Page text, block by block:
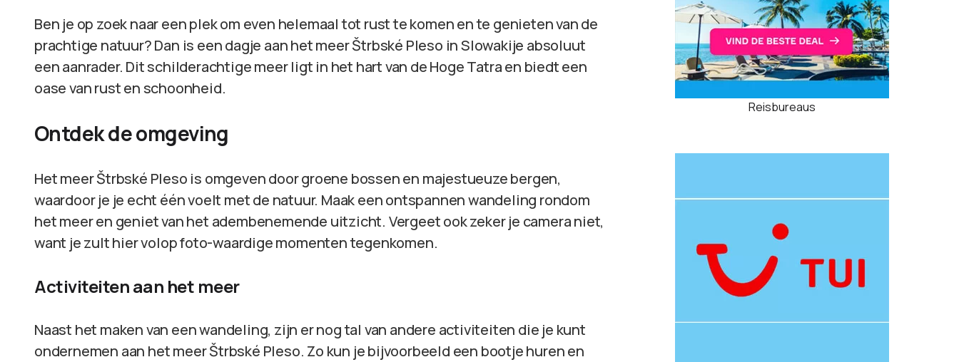
Ben je op zoek naar een plek om even helemaal tot rust te komen en te genieten van de
prachtige natuur? Dan is een dagje aan het meer Štrbské Pleso in Slowakije absoluut
een aanrader. Dit schilderachtige meer ligt in het hart van de Hoge Tatra en biedt een
oase van rust en schoonheid.
Ontdek de omgeving
Het meer Štrbské Pleso is omgeven door groene bossen en majestueuze bergen,
waardoor je je echt één voelt met de natuur. Maak een ontspannen wandeling rondom
het meer en geniet van het adembenemende uitzicht. Vergeet ook zeker je camera niet,
want je zult hier volop foto-waardige momenten tegenkomen.
Activiteiten aan het meer
Naast het maken van een wandeling, zijn er nog tal van andere activiteiten die je kunt
ondernemen aan het meer Štrbské Pleso. Zo kun je bijvoorbeeld een bootje huren en
Reisbureaus